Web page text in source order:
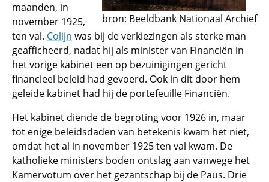
bron: Beeldbank Nationaal Archief
maanden, in
november 1925,
ten val. Colijn was bij de verkiezingen als sterke man
geafficheerd, nadat hij als minister van Financiën in
het vorige kabinet een op bezuinigingen gericht
financieel beleid had gevoerd. Ook in dit door hem
geleide kabinet had hij de portefeuille Financiën.
Het kabinet diende de begroting voor 1926 in, maar
tot enige beleidsdaden van betekenis kwam het niet,
omdat het al in november 1925 ten val kwam. De
katholieke ministers boden ontslag aan vanwege het
Kamervotum over het gezantschap bij de Paus. Drie